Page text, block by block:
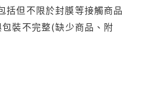
括但不限於封膜等接觸商品
裝不完整(缺少商品、附